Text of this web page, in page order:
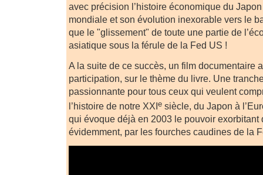
avec précision l’histoire économique du
mondiale et son évolution inexorable vers le
que le "glissement" de toute une partie de
asiatique sous la férule de la Fed US !
A la suite de ce succès, un film documentaire
participation, sur le thème du livre. Une
passionnante pour tous ceux qui veulent
l’histoire de notre XXIe siècle, du Japon à
qui évoque déjà en 2003 le pouvoir exorbitant
évidemment, par les fourches caudines de la